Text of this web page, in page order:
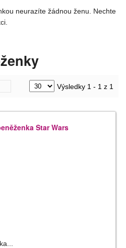
neurazíte žádnou ženu. Nechte
Výsledky 1 - 1 z 1
Star Wars